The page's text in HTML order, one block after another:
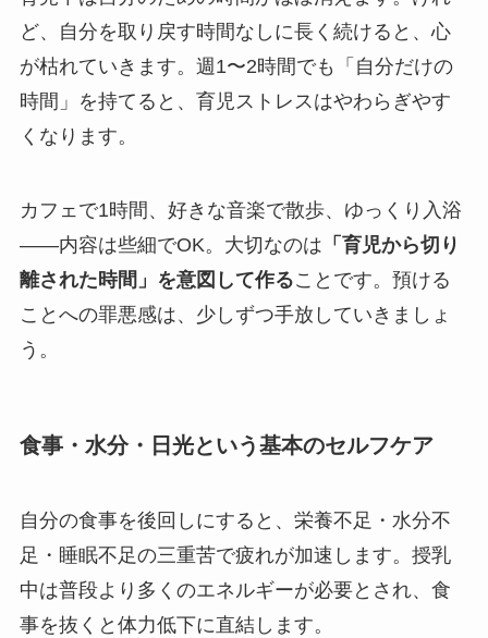
ど、自分を取り戻す時間なしに長く続けると、心
が枯れていきます。週1〜2時間でも「自分だけの
時間」を持てると、育児ストレスはやわらぎやす
くなります。
カフェで1時間、好きな音楽で散歩、ゆっくり入浴
——内容は些細でOK。大切なのは 「育児から切り
離された時間」を意図して作ることです。預ける
ことへの罪悪感は、少しずつ手放していきましょ
う。
食事・水分・日光という基本のセルフケア
自分の食事を後回しにすると、栄養不足・水分不
足・睡眠不足の三重苦で疲れが加速します。授乳
中は普段より多くのエネルギーが必要とされ、食
事を抜くと体力低下に直結します。